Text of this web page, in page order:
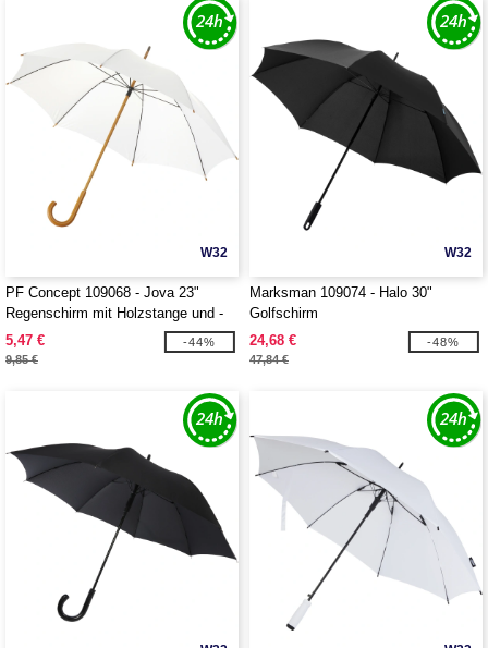
W32
PF Concept 109068 - Jova 23"
Regenschirm mit Holzstange und -
griff
5,47 €
9,85 €
-44%
W32
Marksman 109074 - Halo 30"
Golfschirm
24,68 €
47,84 €
-48%